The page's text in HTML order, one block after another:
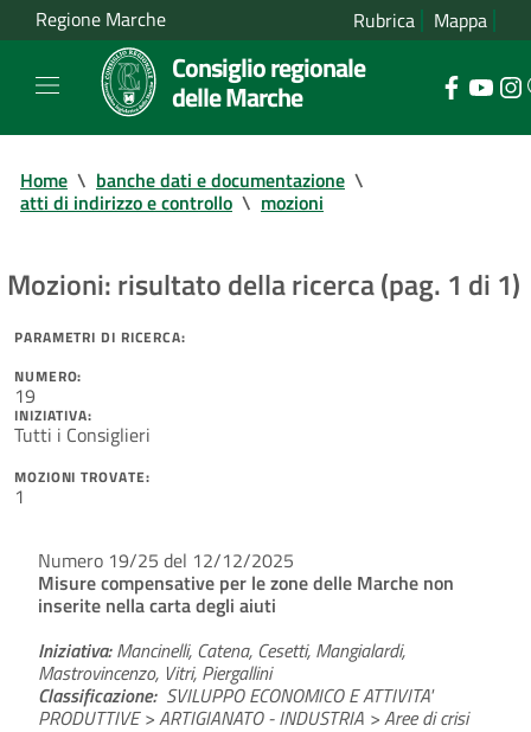
Regione Marche Rubrica Mappa
Consiglio regionale
delle Marche
Home \ banche dati e documentazione \
atti di indirizzo e controllo \ mozioni
Mozioni: risultato della ricerca (pag. 1 di 1)
PARAMETRI DI RICERCA:
NUMERO:
19
INIZIATIVA:
Tutti i Consiglieri
MOZIONI TROVATE:
1
Numero 19/25 del 12/12/2025
Misure compensative per le zone delle Marche non
inserite nella carta degli aiuti
Iniziativa:Mancinelli, Catena, Cesetti, Mangialardi,
Mastrovincenzo, Vitri, Piergallini
Classificazione: SVILUPPO ECONOMICO E ATTIVITA'
PRODUTTIVE > ARTIGIANATO - INDUSTRIA > Aree di crisi